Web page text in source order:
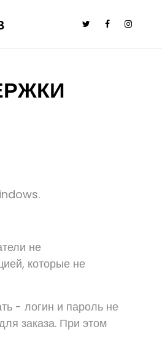
не
которые не
- логин и пароль не
заказа. При этом